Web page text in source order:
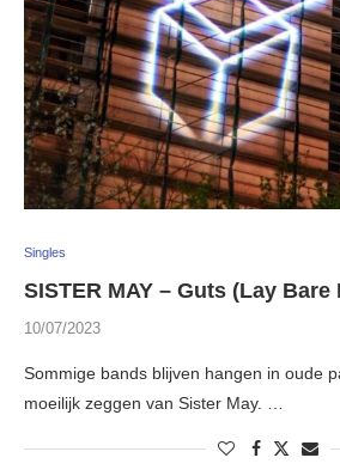
Singles
SISTER MAY – Guts (Lay
10/07/2023
Sommige bands blijven hangen in oude
moeilijk zeggen van Sister May. …